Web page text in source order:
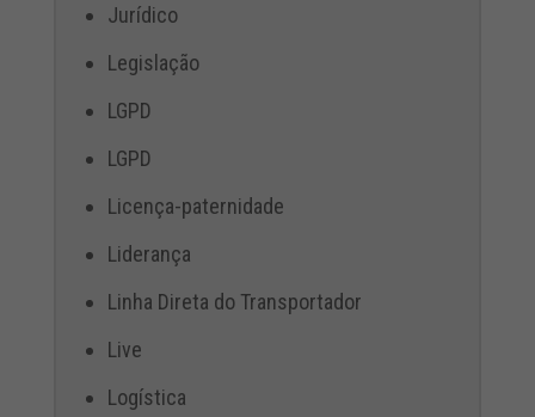
Jurídico
Legislação
LGPD
LGPD
Licença-paternidade
Liderança
Linha Direta do Transportador
Live
Logística